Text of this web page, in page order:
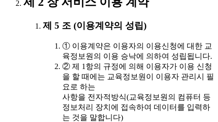
제 5 조 (이용계약의 성립)
① 이용계약은 이용자의 이용신청에 대한 교
육정보원의 이용 승낙에 의하여 성립됩니다.
② 제 1항의 규정에 의해 이용자가 이용 신청
을 할 때에는 교육정보원이 이용자 관리시 필
요로 하는
사항을 전자적방식(교육정보원의 컴퓨터 등
정보처리 장치에 접속하여 데이터를 입력하
는 것을 말합니다)